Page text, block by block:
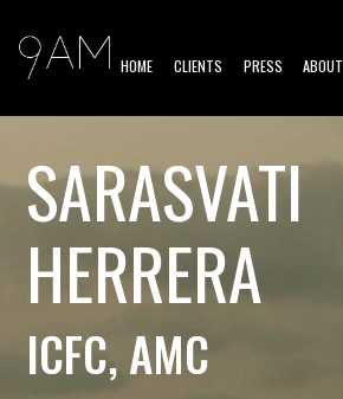
HOME CLIENTS PRESS ABOUT
SARASVATI
HERRERA
ICFC, AMC